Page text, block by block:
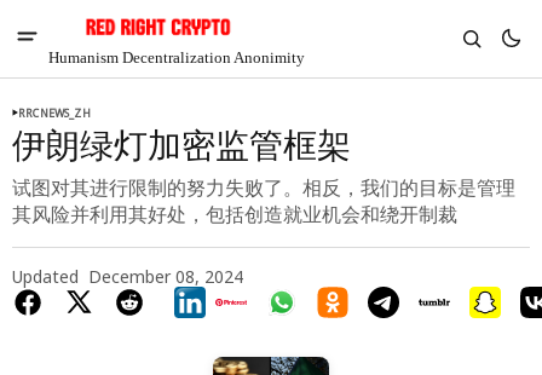
Humanism Decentralization Anonimity
RRCNEWS_ZH
伊朗绿灯加密监管框架
试图对其进行限制的努力失败了。相反，我们的目标是管理
其风险并利用其好处，包括创造就业机会和绕开制裁
Updated December 08, 2024